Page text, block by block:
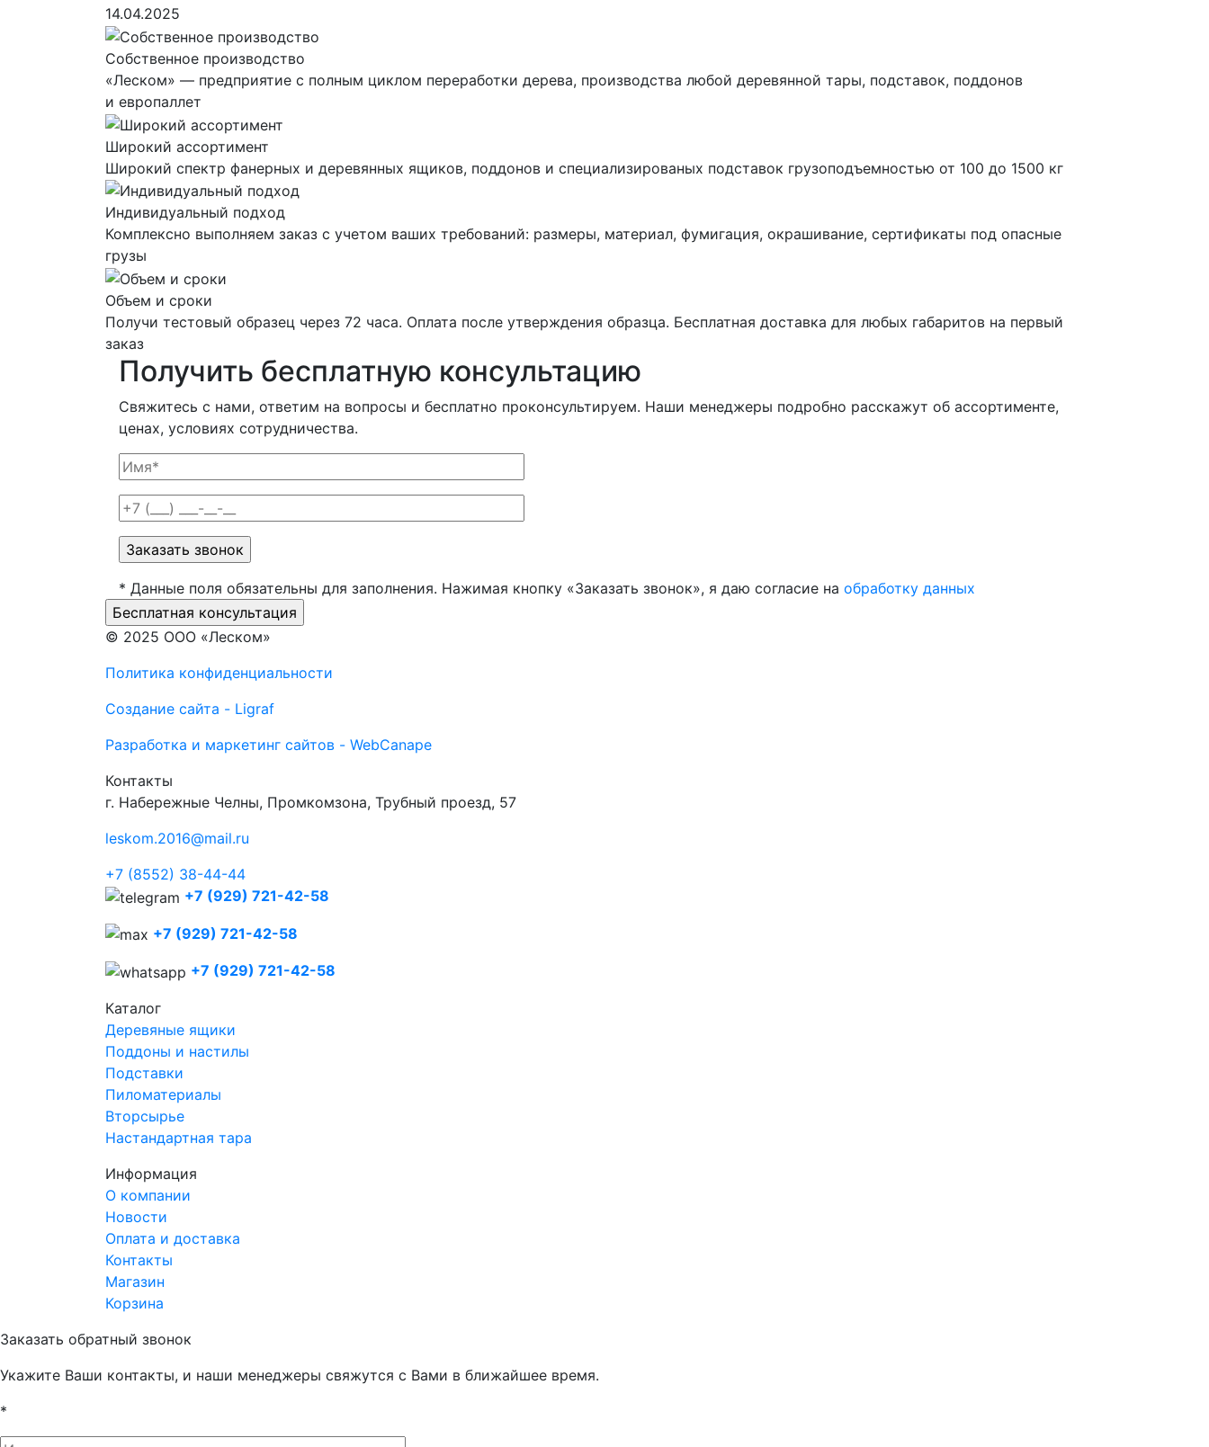
14.04.2025
Собственное производство
«Леском» — предприятие с полным циклом переработки дерева, производства любой деревянной тары, подставок, поддонов
и европаллет
Широкий ассортимент
Широкий спектр фанерных и деревянных ящиков, поддонов и специализированых подставок грузоподъемностью от 100 до 1500 кг
Индивидуальный подход
Комплексно выполняем заказ с учетом ваших требований: размеры, материал, фумигация, окрашивание, сертификаты под опасные
грузы
Объем и сроки
Получи тестовый образец через 72 часа. Оплата после утверждения образца. Бесплатная доставка для любых габаритов на первый
заказ
Получить бесплатную консультацию
Свяжитесь с нами, ответим на вопросы и бесплатно проконсультируем. Наши менеджеры подробно расскажут об ассортименте,
ценах, условиях сотрудничества.
* Данные поля обязательны для заполнения. Нажимая кнопку «Заказать звонок», я даю согласие на обработку данных
© 2025 ООО «Леском»
Политика конфиденциальности
Создание сайта - Ligraf
Разработка и маркетинг сайтов - WebCanape
Контакты
г. Набережные Челны, Промкомзона, Трубный проезд, 57
leskom.2016@mail.ru
+7 (8552) 38-44-44
+7 (929) 721-42-58
+7 (929) 721-42-58
+7 (929) 721-42-58
Каталог
Деревяные ящики
Поддоны и настилы
Подставки
Пиломатериалы
Вторсырье
Настандартная тара
Информация
О компании
Новости
Оплата и доставка
Контакты
Магазин
Корзина
Заказать обратный звонок
Укажите Ваши контакты, и наши менеджеры свяжутся с Вами в ближайшее время.
*